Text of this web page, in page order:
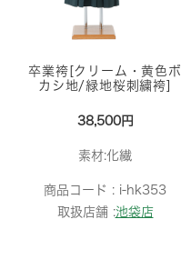
卒業袴[クリーム・黄色ボ
カシ地/緑地桜刺繍袴]
38,500円
素材:化繊
商品コード : i-hk353
取扱店舗 :池袋店